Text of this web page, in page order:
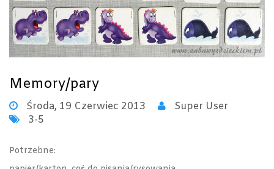
Memory/pary
Środa, 19 Czerwiec 2013
Super User
3-5
Potrzebne: